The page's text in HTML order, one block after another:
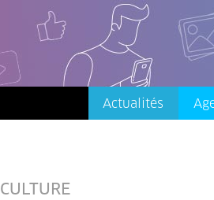
Actualités
CULTURE